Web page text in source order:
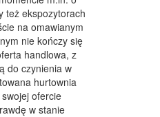
ZWIERZĄT
ROŚLINY
też ekspozytorach
na omawianym
nie kończy się
handlowa, z
do czynienia w
hurtownia
ofercie
w stanie